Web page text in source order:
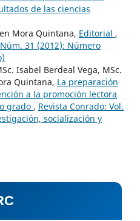
de las ciencias
Mora Quintana, Editorial ,
31 (2012): Número
Isabel Berdeal Vega, MSc.
Quintana, La preparación
a la promoción lectora
grado , Revista Conrado: Vol.
socialización y